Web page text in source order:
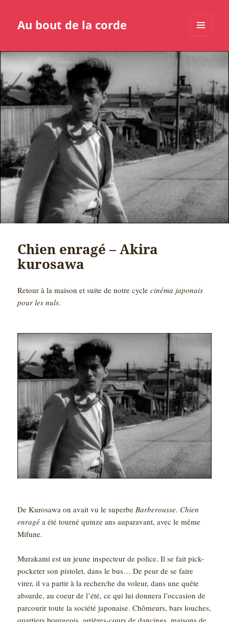
Au bout de la corde
Chien enragé – Akira
kurosawa
Retour à la maison et suite de notre cyclecinéma japonais
pour les nuls.
De Kurosawa on avait vu le superbeBarberousse. Chien
enragé a été tourné quinze ans auparavant, avec le même
Mifune.
Murakami est un jeune inspecteur de police. Il se fait pick-
pocketer son pistolet, dans le bus… De peur de se faire
virer, il va partir à la recherche du voleur, dans une quête
absurde, au coeur de l’été, ce qui lui donnera l’occasion de
parcourir toute la société japonaise. Chômeurs, bars louches,